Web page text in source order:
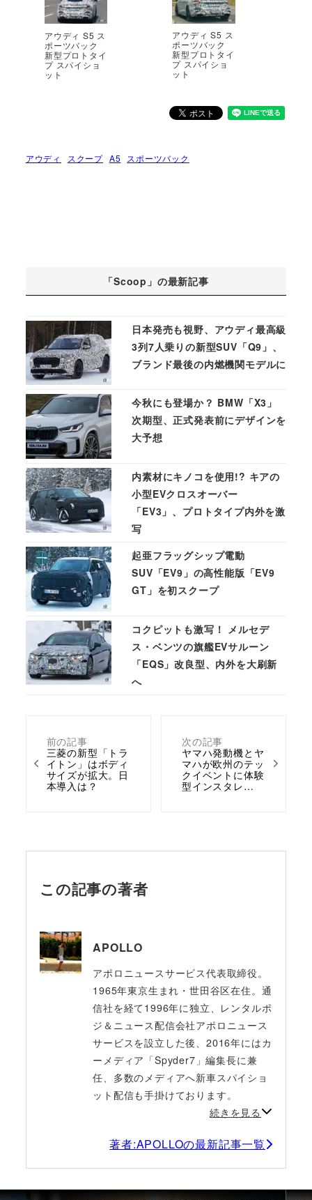
アウディ S5 ス
ポーツバック
新型プロトタイ
プ スパイショ
ット
アウディ S5 ス
ポーツバック
新型プロトタイ
プ スパイショ
ット
アウディ スクープ A5 スポーツバック
前の記事
三菱の新型「トラ
イトン」はボディ
サイズが拡大。日
本導入は？
次の記事
ヤマハ発動機とヤ
マハが欧州のテッ
クイベントに体験
型インスタレ…
「Scoop」の最新記事
日本発売も視野、アウディ最高級
3列7人乗りの新型SUV「Q9」、
ブランド最後の内燃機関モデルに
今秋にも登場か？ BMW「X3」
次期型、正式発表前にデザインを
大予想
内素材にキノコを使用!? キアの
小型EVクロスオーバー
「EV3」、プロトタイプ内外を激
写
起亜フラッグシップ電動
SUV「EV9」の高性能版「EV9
GT」を初スクープ
コクピットも激写！ メルセデ
ス・ベンツの旗艦EVサルーン
「EQS」改良型、内外を大刷新
へ
この記事の著者
APOLLO
アポロニュースサービス代表取締役。
1965年東京生まれ・世田谷区在住。通
信社を経て1996年に独立、レンタルポ
ジ＆ニュース配信会社アポロニュース
サービスを設立した後、2016年にはカ
ーメディア「Spyder7」編集長に兼
任、多数のメディアへ新車スパイショ
ット配信も手掛けております。
続きを見る
著者:APOLLOの最新記事一覧